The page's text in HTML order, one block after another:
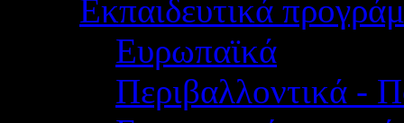
Εκπαιδευτικά
Ευρωπαϊκά
Περιβαλλοντικά -